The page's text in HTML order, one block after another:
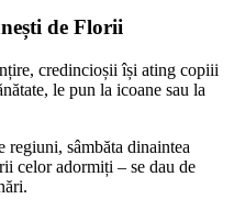
de Florii
credincioșii își ating copiii
le pun la icoane sau la
regiuni, sâmbăta dinaintea
celor adormiți – se dau de